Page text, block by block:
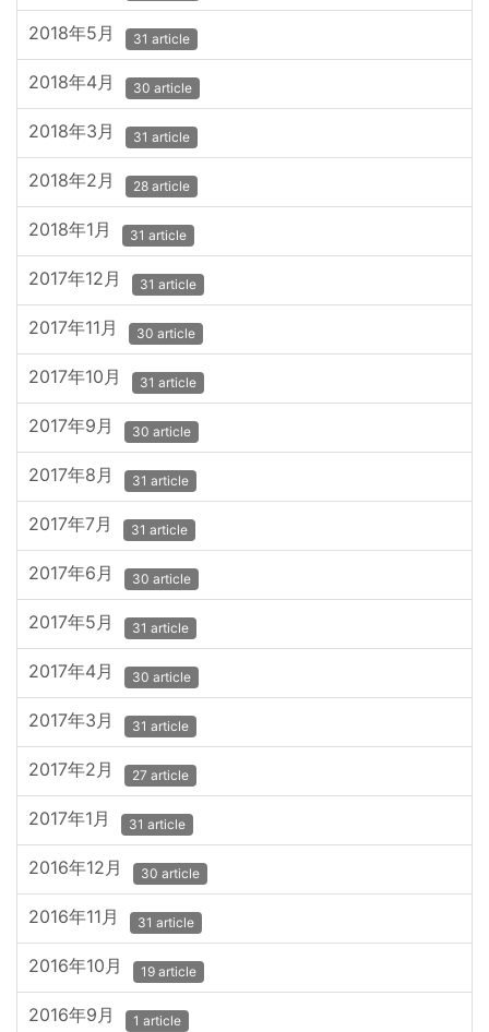
2018年5月 31 article
2018年4月 30 article
2018年3月 31 article
2018年2月 28 article
2018年1月 31 article
2017年12月 31 article
2017年11月 30 article
2017年10月 31 article
2017年9月 30 article
2017年8月 31 article
2017年7月 31 article
2017年6月 30 article
2017年5月 31 article
2017年4月 30 article
2017年3月 31 article
2017年2月 27 article
2017年1月 31 article
2016年12月 30 article
2016年11月 31 article
2016年10月 19 article
2016年9月 1 article